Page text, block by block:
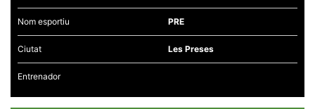
Nom esportiu PRE
Ciutat Les Preses
Entrenador
són
necessàries
per al